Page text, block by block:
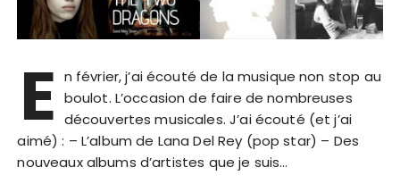
E n février, j’ai écouté de la musique non stop au
boulot. L’occasion de faire de nombreuses
découvertes musicales. J’ai écouté (et j’ai
aimé) : – L’album de Lana Del Rey (pop star) – Des
nouveaux albums d’artistes que je suis…